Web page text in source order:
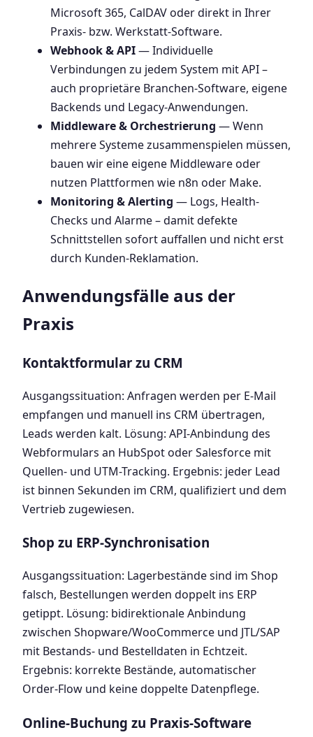
Microsoft 365, CalDAV oder direkt in Ihrer
Praxis- bzw. Werkstatt-Software.
Webhook & API— Individuelle
Verbindungen zu jedem System mit API –
auch proprietäre Branchen-Software, eigene
Backends und Legacy-Anwendungen.
Middleware & Orchestrierung — Wenn
mehrere Systeme zusammenspielen müssen,
bauen wir eine eigene Middleware oder
nutzen Plattformen wie n8n oder Make.
Monitoring & Alerting — Logs, Health-
Checks und Alarme – damit defekte
Schnittstellen sofort auffallen und nicht erst
durch Kunden-Reklamation.
Anwendungsfälle aus der
Praxis
Kontaktformular zu CRM
Ausgangssituation: Anfragen werden per E-Mail
empfangen und manuell ins CRM übertragen,
Leads werden kalt. Lösung: API-Anbindung des
Webformulars an HubSpot oder Salesforce mit
Quellen- und UTM-Tracking. Ergebnis: jeder Lead
ist binnen Sekunden im CRM, qualifiziert und dem
Vertrieb zugewiesen.
Shop zu ERP-Synchronisation
Ausgangssituation: Lagerbestände sind im Shop
falsch, Bestellungen werden doppelt ins ERP
getippt. Lösung: bidirektionale Anbindung
zwischen Shopware/WooCommerce und JTL/SAP
mit Bestands- und Bestelldaten in Echtzeit.
Ergebnis: korrekte Bestände, automatischer
Order-Flow und keine doppelte Datenpflege.
Online-Buchung zu Praxis-Software